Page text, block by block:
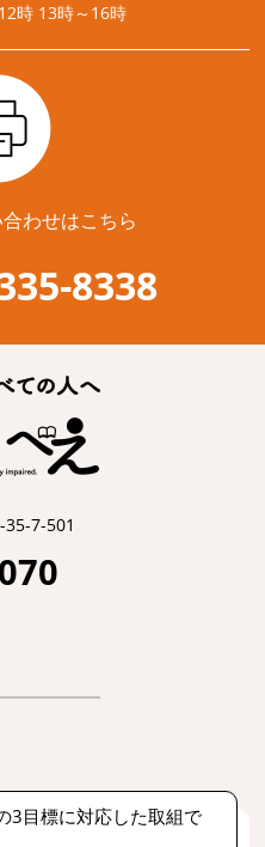
時 13時～16時
わせはこちら
8338
7-501
3目標に対応した取組で